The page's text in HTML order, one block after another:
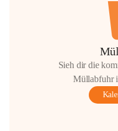
Sieh dir die
Müllabfuhr